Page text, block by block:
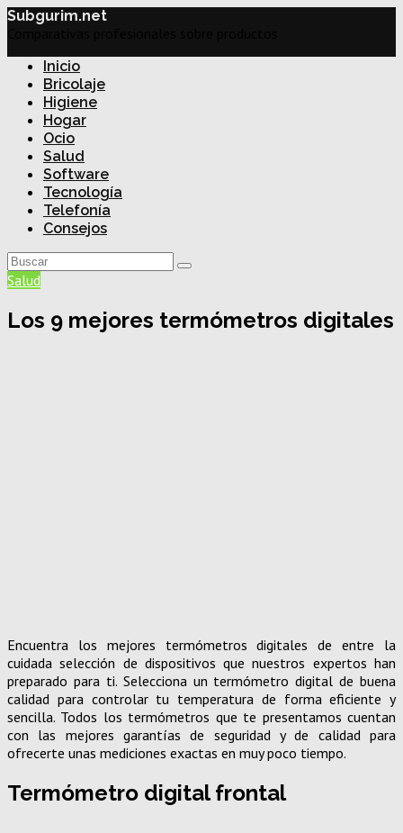
Subgurim.net
Inicio
Bricolaje
Higiene
Hogar
Ocio
Salud
Software
Tecnología
Telefonía
Consejos
Salud
Los 9 mejores termómetros digitales
Encuentra los mejores termómetros digitales de entre la
cuidada selección de dispositivos que nuestros expertos han
preparado para ti. Selecciona un termómetro digital de buena
calidad para controlar tu temperatura de forma eficiente y
sencilla. Todos los termómetros que te presentamos cuentan
con las mejores garantías de seguridad y de calidad para
ofrecerte unas mediciones exactas en muy poco tiempo.
Termómetro digital frontal